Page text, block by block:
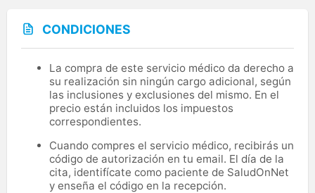
CONDICIONES
La compra de este servicio médico da derecho a
su realización sin ningún cargo adicional, según
las inclusiones y exclusiones del mismo. En el
precio están incluidos los impuestos
correspondientes.
Cuando compres el servicio médico, recibirás un
código de autorización en tu email. El día de la
cita, identifícate como paciente de SaludOnNet
y enseña el código en la recepción.